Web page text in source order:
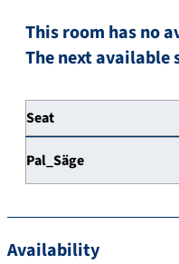
This room has no
The next available
Seat
Pal_Säge
Availability